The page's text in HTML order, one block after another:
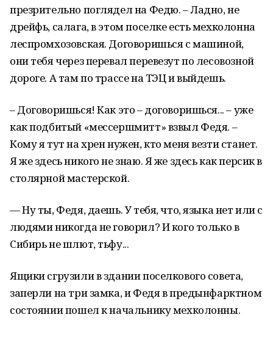
презрительно поглядел на Федю. – Ладно, не
дрейфь, салага, в этом поселке есть мехколонна
леспромхозовская. Договоришься с машиной,
они тебя через перевал перевезут по лесовозной
дороге. А там по трассе на ТЭЦ и выйдешь.
– Договоришься! Как это – договоришься... – уже
как подбитый «мессершмитт» взвыл Федя. –
Кому я тут на хрен нужен, кто меня везти станет.
Я же здесь никого не знаю. Я же здесь как персик в
столярной мастерской.
— Ну ты, Федя, даешь. У тебя, что, языка нет или с
людями никогда не говорил? И кого только в
Сибирь не шлют, тьфу...
Ящики сгрузили в здании поселкового совета,
заперли на три замка, и Федя в предынфарктном
состоянии пошел к начальнику мехколонны.